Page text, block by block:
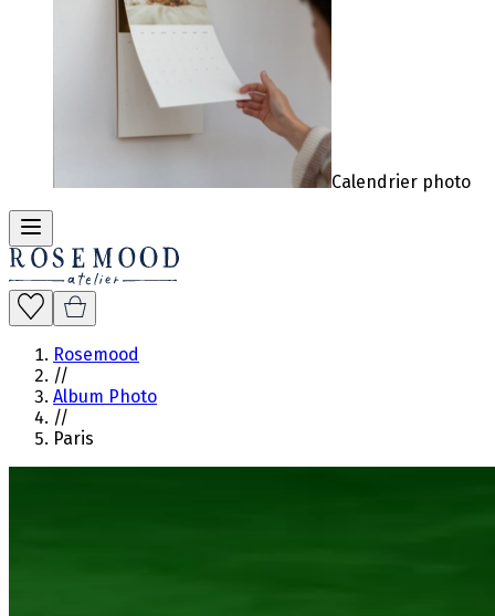
Calendrier photo
Rosemood
//
Album Photo
//
Paris